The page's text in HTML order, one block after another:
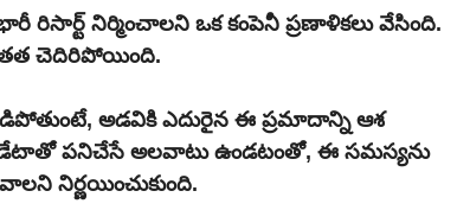
నిర్మించాలని ఒక కంపెనీ ప్రణాళికలు వేసింది.
చెదిరిపోయింది.
అడవికి ఎదురైన ఈ ప్రమాదాన్ని ఆశ
డేటాతో పనిచేసే అలవాటు ఉండటంతో, ఈ సమస్యను
నిర్ణయించుకుంది.